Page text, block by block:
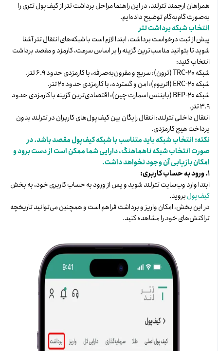
همراهان ارجمند تترلند، در این راهنما مراحل برداشت تتر از کیف‌پول تتری را
به‌صورت گام‌به‌گام توضیح داده‌ایم.
انتخاب شبکه برداشت تتر
پیش از ثبت درخواست برداشت، ابتدا لازم است با شبکه‌های انتقال تتر آشنا
شوید تا بتوانید مناسب‌ترین گزینه را بر اساس سرعت، کارمزد و مقصد برداشت
انتخاب کنید:
شبکه TRC-20 (ترون): سریع و مقرون‌به‌صرفه، با کارمزدی حدود ۶.۹ تتر.
شبکه ERC-20 (اتریوم): امن و گسترده، با کارمزدی حدود ۲۰ تتر.
شبکه BEP-20 (بایننس اسمارت چین): اقتصادی‌ترین گزینه با کارمزدی حدود
۳.۹ تتر.
انتقال داخلی تترلند: انتقال رایگان بین کیف‌پول‌های کاربران در تترلند بدون
پرداخت هیچ کارمزدی.
نکته: انتخاب شبکه باید متناسب با شبکه کیف‌پول مقصد باشد. در
صورت انتخاب شبکه ناهماهنگ، دارایی شما ممکن است از دست برود و
امکان بازیابی آن وجود نخواهد داشت.
۱. ورود به حساب کاربری:
ابتدا وارد وب‌سایت تترلند شوید و پس از ورود به حساب کاربری خود، به بخش
کیف‌پولبروید.
در این بخش، امکان واریز و برداشت فراهم است و همچنین می‌توانید تاریخچه
تراکنش‌های خود را مشاهده کنید.